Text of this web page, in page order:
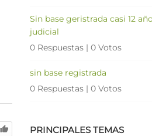
Sin base geristrada casi 12
judicial
0 Respuestas | 0 Votos
sin base registrada
0 Respuestas | 0 Votos
PRINCIPALES TEMAS